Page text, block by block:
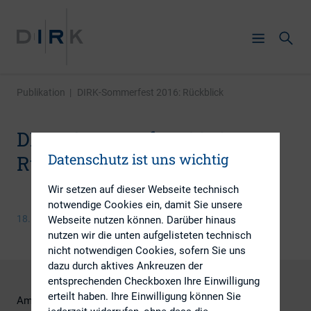
Publikation | DIRK-Sommerfest 2016: Rückblick
DIRK-Sommerfest 2016:
Rückblick
18. Juli 2016
Am 14. Juli 2016 lud der DIRK wieder
Datenschutz ist uns wichtig
Wir setzen auf dieser Webseite technisch
notwendige Cookies ein, damit Sie unsere
Webseite nutzen können. Darüber hinaus
nutzen wir die unten aufgelisteten technisch
nicht notwendigen Cookies, sofern Sie uns
dazu durch aktives Ankreuzen der
entsprechenden Checkboxen Ihre Einwilligung
erteilt haben. Ihre Einwilligung können Sie